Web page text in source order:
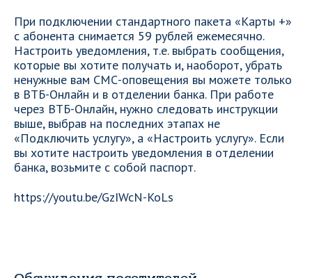
При подключении стандартного пакета «Карты +»
с абонента снимается 59 рублей ежемесячно.
Настроить уведомления, т.е. выбрать сообщения,
которые вы хотите получать и, наоборот, убрать
ненужные вам СМС-оповещения вы можете только
в ВТБ-Онлайн и в отделении банка. При работе
через ВТБ-Онлайн, нужно следовать инструкции
выше, выбрав на последних этапах не
«Подключить услугу», а «Настроить услугу». Если
вы хотите настроить уведомления в отделении
банка, возьмите с собой паспорт.
https://youtu.be/GzIWcN-KoLs